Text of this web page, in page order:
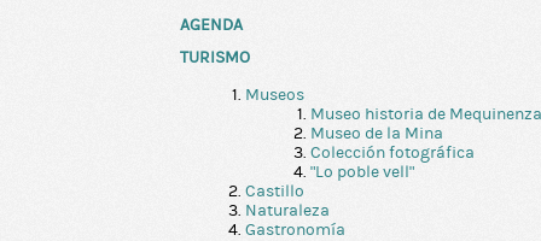
AGENDA
TURISMO
Museos
Museo historia de Mequinenza
Museo de la Mina
Colección fotográfica
"Lo poble vell"
Castillo
Naturaleza
Gastronomía